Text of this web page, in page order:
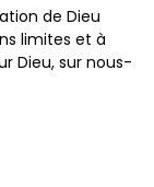
de Dieu
limites et à
Dieu, sur nous-